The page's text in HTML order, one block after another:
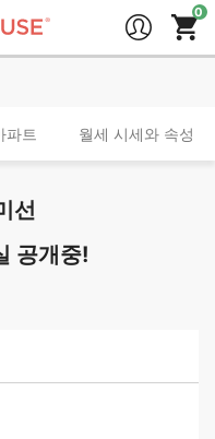
파트 월세 시세와 속성
선
공개중!